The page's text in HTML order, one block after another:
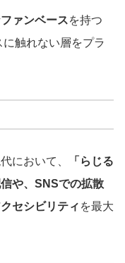
ァンベースを持つ
に触れない層をプラ
において、
「らじる
や、SNSでの拡散
セシビリティ を最大